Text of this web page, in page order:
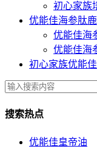
初心家族
优能佳海参肽
优能佳海
优能佳海
初心家族优能
搜索热点
优能佳皇帝油